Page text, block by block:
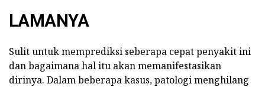
LAMANYA
Sulit untuk memprediksi seberapa cepat penyakit ini
dan bagaimana hal itu akan memanifestasikan
dirinya. Dalam beberapa kasus, patologi menghilang